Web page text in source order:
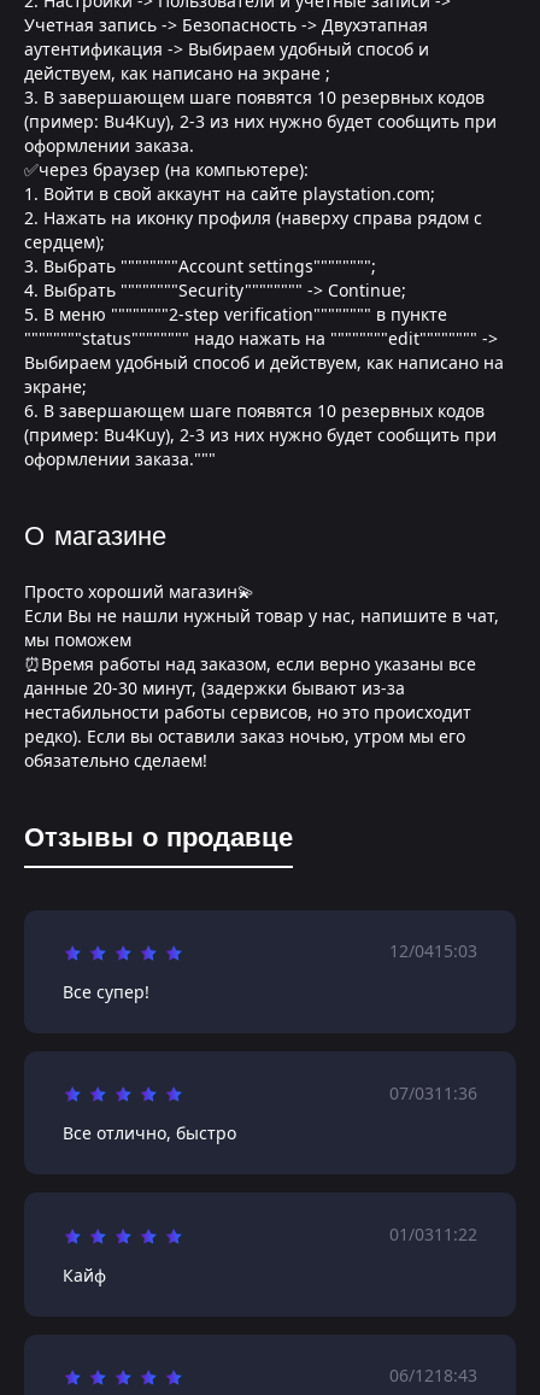
Учетная запись -> Безопасность -> Двухэтапная
аутентификация -> Выбираем удобный способ и
действуем, как написано на экране ;
3. В завершающем шаге появятся 10 резервных кодов
(пример: Bu4Kuy), 2-3 из них нужно будет сообщить при
оформлении заказа.
✅через браузер (на компьютере):
1. Войти в свой аккаунт на сайте playstation.com;
2. Нажать на иконку профиля (наверху справа рядом с
сердцем);
3. Выбрать """"""""Account settings"""""""";
4. Выбрать """"""""Security"""""""" -> Continue;
5. В меню """"""""2-step verification"""""""" в пункте
""""""""status"""""""" надо нажать на """"""""edit"""""""" ->
Выбираем удобный способ и действуем, как написано на
экране;
6. В завершающем шаге появятся 10 резервных кодов
(пример: Bu4Kuy), 2-3 из них нужно будет сообщить при
оформлении заказа."""
О магазине
Просто хороший магазин💫
Если Вы не нашли нужный товар у нас, напишите в чат,
мы поможем
⏰Время работы над заказом, если верно указаны все
данные 20-30 минут, (задержки бывают из-за
нестабильности работы сервисов, но это происходит
редко). Если вы оставили заказ ночью, утром мы его
обязательно сделаем!
Отзывы о продавце
12/0415:03
Все супер!
07/0311:36
Все отлично, быстро
01/0311:22
Кайф
06/1218:43